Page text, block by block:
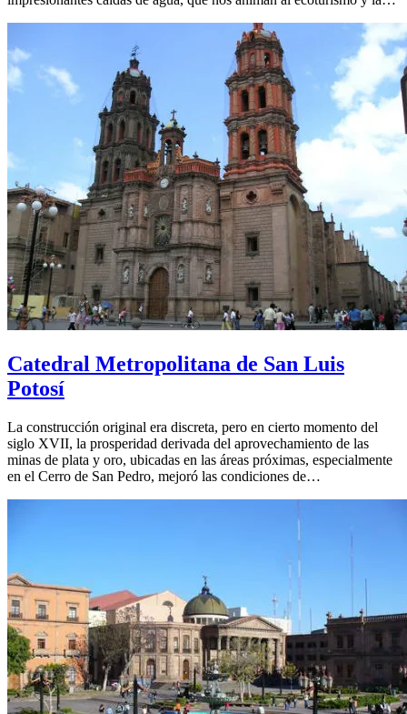
Catedral Metropolitana de San Luis
Potosí
La construcción original era discreta, pero en cierto momento del
siglo XVII, la prosperidad derivada del aprovechamiento de las
minas de plata y oro, ubicadas en las áreas próximas, especialmente
en el Cerro de San Pedro, mejoró las condiciones de…